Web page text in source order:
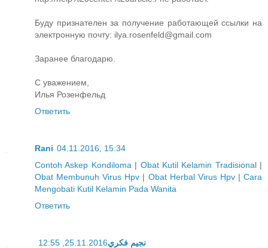
Буду признателен за получение работающей ссылки на
электронную почту: ilya.rosenfeld@gmail.com
Заранее благодарю.
С уважением,
Илья Розенфельд
Ответить
Rani 04.11.2016, 15:34
Contoh Askep Kondiloma | Obat Kutil Kelamin Tradisional|
Obat Membunuh Virus Hpv | Obat Herbal Virus Hpv|Cara
Mengobati Kutil Kelamin Pada Wanita
Ответить
نجيم فكري25.11.2016, 12:55